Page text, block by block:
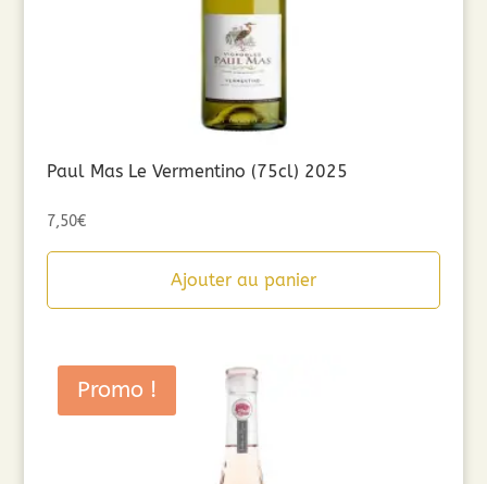
Paul Mas Le Vermentino (75cl) 2025
7,50€
Ajouter au panier
Promo !